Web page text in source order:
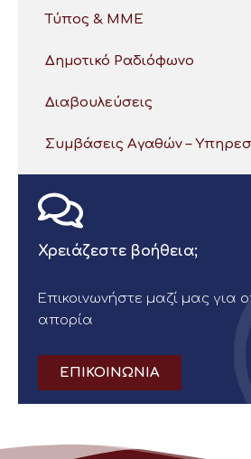
Τύπος & ΜΜΕ
Δημοτικό Ραδιόφωνο
Διαβουλεύσεις
Συμβάσεις Αγαθών –
Χρειάζεστε βοήθεια;
Επικοινωνήστε μαζί μας για
απορία
ΕΠΙΚΟΙΝΩΝΙΑ